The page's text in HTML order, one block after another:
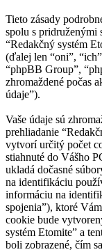
Tieto zásady
spolu s pridruženými
“Redakčný systém
(ďalej len “oni”,
“phpBB Group”,
zhromaždené počas
údaje”).
Vaše údaje sú
prehliadanie
vytvorí určitý počet
stiahnuté do Vášho
ukladá dočasné
na identifikáciu
informáciu na
spojenia”), ktoré
cookie bude
systém Etomite” a
boli zobrazené, čím